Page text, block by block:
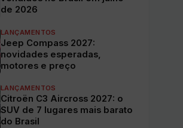
de 2026
LANÇAMENTOS
Jeep Compass 2027:
novidades esperadas,
motores e preço
LANÇAMENTOS
Citroën C3 Aircross 2027: o
SUV de 7 lugares mais barato
do Brasil